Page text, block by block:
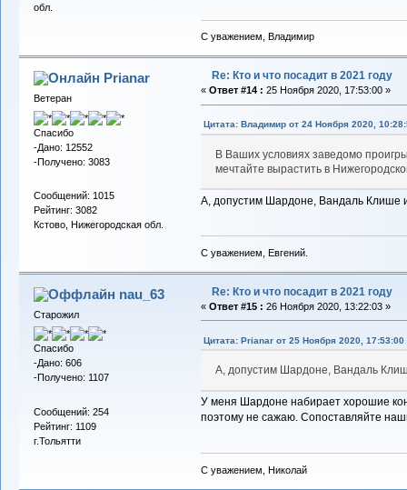
обл.
С уважением, Владимир
Prianar
Ветеран
Спасибо
-Дано: 12552
-Получено: 3083
Сообщений: 1015
Рейтинг: 3082
Кстово, Нижегородская обл.
Re: Кто и что посадит в 2021 году
« Ответ #14 : 25 Ноября 2020, 17:53:00 »
Цитата: Владимиp от 24 Ноября 2020,
В Ваших условиях заведомо
мечтайте вырастить в
А, допустим Шардоне, Вандаль Клише
С уважением, Евгений.
nau_63
Старожил
Спасибо
-Дано: 606
-Получено: 1107
Сообщений: 254
Рейтинг: 1109
г.Тольятти
Re: Кто и что посадит в 2021 году
« Ответ #15 : 26 Ноября 2020, 13:22:03 »
Цитата: Prianar от 25 Ноября 2020, 17:53:00
А, допустим Шардоне, Вандаль
У меня Шардоне набирает хорошие
поэтому не сажаю. Сопоставляйте
С уважением, Николай